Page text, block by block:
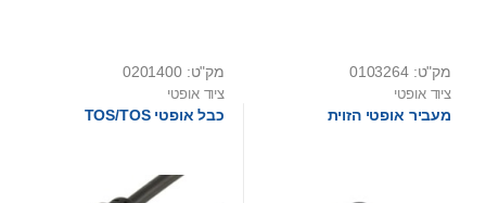
מק"ט: 0103264
ציוד אופטי
מעביר אופטי הזוית
מק"ט: 0201400
ציוד אופטי
כבל אופטי TOS/TOS